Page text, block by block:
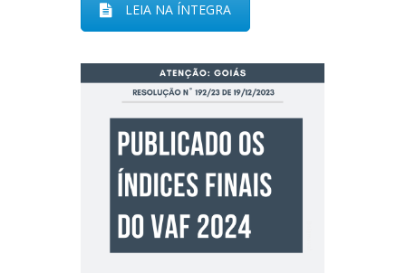
LEIA NA ÍNTEGRA